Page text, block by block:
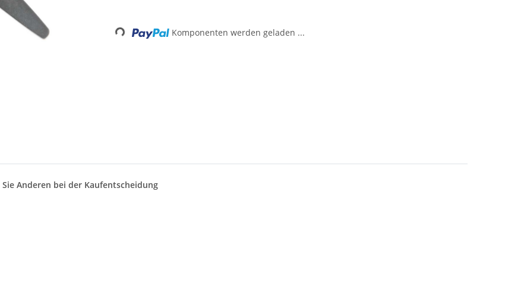
Loading... Komponenten werden geladen ...
Anderen bei der Kaufentscheidung